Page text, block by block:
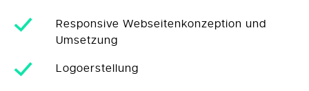
Responsive Webseitenkonzeption und
Umsetzung
Logoerstellung